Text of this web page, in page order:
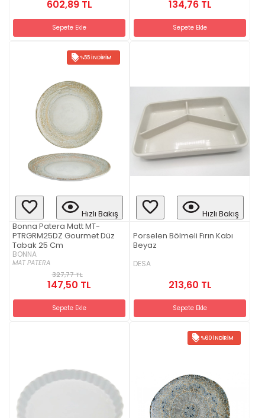
602,89 TL
Sepete Ekle
134,76 TL
Sepete Ekle
%55 İNDIRIM
Hızlı Bakış
Bonna Patera Matt MT-
PTRGRM25DZ Gourmet Düz
Tabak 25 Cm
BONNA
MAT PATERA
327,77 TL
147,50 TL
Sepete Ekle
Hızlı Bakış
Porselen Bölmeli Fırın Kabı
Beyaz
DESA
213,60 TL
Sepete Ekle
%60 İNDIRIM